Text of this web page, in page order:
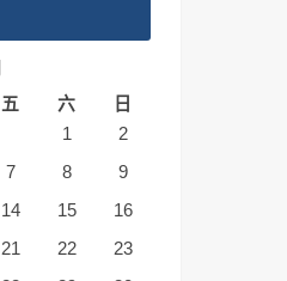
五 六
日
1
2
7 8
9
14 15
16
21 22
23